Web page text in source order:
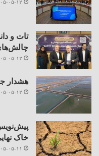
۱۴۰۵-
تات و
۱۴۰۵-
هشدار
۱۴۰۵-
خاک
۱۴۰۵-